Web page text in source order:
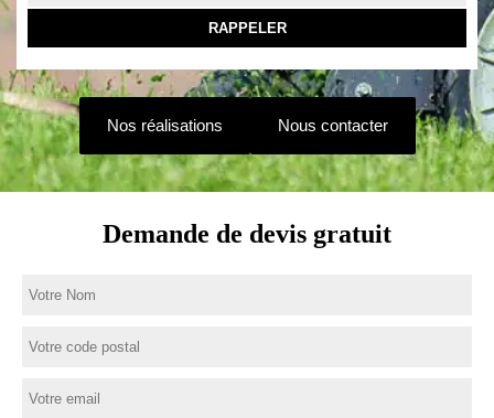
Nos réalisations Nous contacter
Demande de devis gratuit